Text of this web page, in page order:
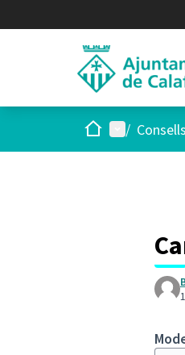
Inici Menú
/